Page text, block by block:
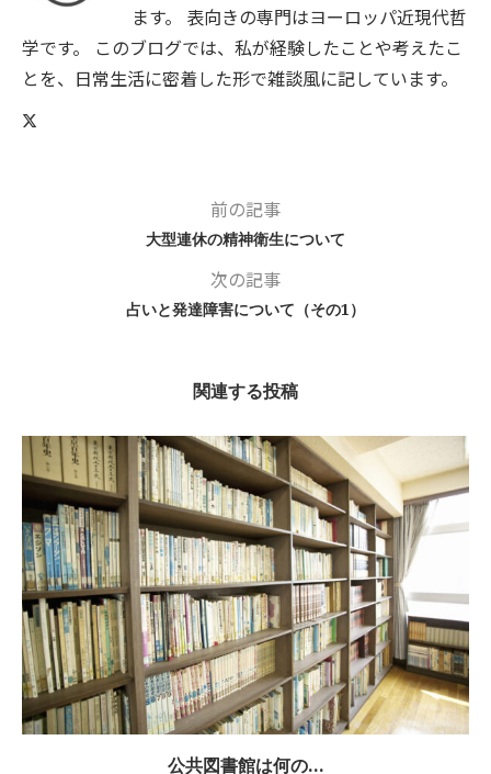
ます。 表向きの専門はヨーロッパ近現代哲
学です。 このブログでは、私が経験したことや考えたこ
とを、日常生活に密着した形で雑談風に記しています。
前の記事
大型連休の精神衛生について
次の記事
占いと発達障害について（その1）
関連する投稿
公共図書館は何の...